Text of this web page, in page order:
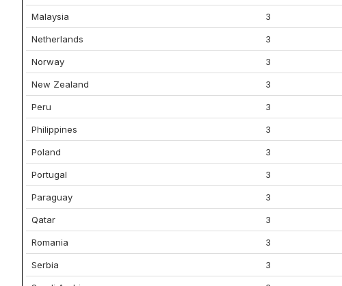
Malaysia 3
Netherlands 3
Norway 3
New Zealand 3
Peru 3
Philippines 3
Poland 3
Portugal 3
Paraguay 3
Qatar 3
Romania 3
Serbia 3